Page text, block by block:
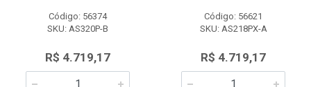
Código: 56374
SKU: AS320P-B
R$ 4.719,17
Código: 56621
SKU: AS218PX-A
R$ 4.719,17